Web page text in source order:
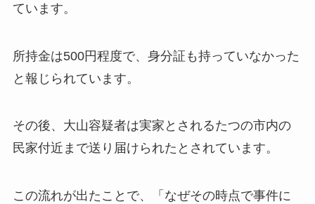
ています。
所持金は500円程度で、身分証も持っていなかった
と報じられています。
その後、大山容疑者は実家とされるたつの市内の
民家付近まで送り届けられたとされています。
この流れが出たことで、「なぜその時点で事件に